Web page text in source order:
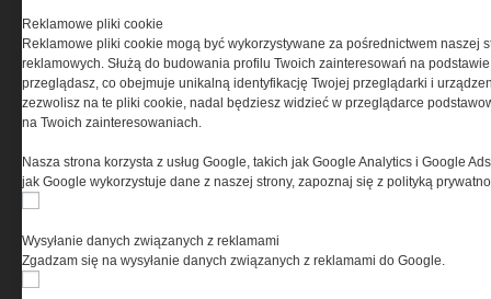
Ta witryna wykorzystuje pliki cookies do przechowywania
informacji na Twoim komputerze. Pliki cookies stosujemy
w celu świadczenia usług na najwyższym poziomie,
w tym w sposób dostosowany do indywidualnych potrzeb.
cookies oznacza, że będą one zamieszczane w Twoim
urządzeniu końcowym. W każdym momencie możesz
dokonać zmiany ustawień przeglądarki dotyczących
serwisu prosimy o zapoznanie się z naszą
prywatności
oraz informacją o cookies
Reklamowe pliki cookie
Reklamowe pliki cookie mogą być wykorzystywane za pośrednictwem naszej
reklamowych. Służą do budowania profilu Twoich zainteresowań na
przeglądasz, co obejmuje unikalną identyfikację Twojej przeglądarki i
zezwolisz na te pliki cookie, nadal będziesz widzieć w przeglądarce
na Twoich zainteresowaniach.
Nasza strona korzysta z usług Google, takich jak Google Analytics i Google
jak Google wykorzystuje dane z naszej strony, zapoznaj się z polityką
Wysyłanie danych związanych z reklamami
Zgadzam się na wysyłanie danych związanych z reklamami do Google.